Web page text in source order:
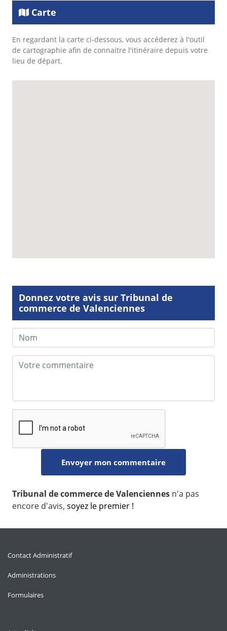
Carte
En regardant la carte ci-dessous, vous accéderez à l'outil
de cartographie afin de connaitre l'itinéraire depuis votre
lieu de départ.
Donnez votre avis sur Tribunal de
commerce de Valenciennes
Tribunal de commerce de Valenciennes n'a pas
encore d'avis, soyez le premier !
Contact Administratif
Administrations
Formulaires